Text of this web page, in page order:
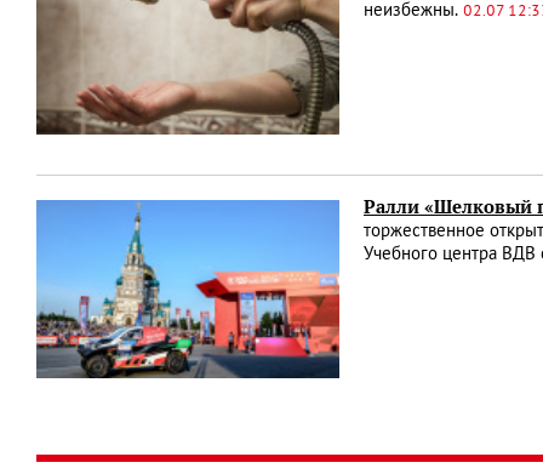
неизбежны. 02.07
Ралли «Шелковый
торжественное
Учебного центра ВДВ